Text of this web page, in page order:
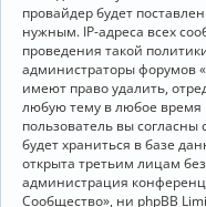
провайдер будет
нужным. IP-адреса всех
проведения такой
администраторы форумов
имеют право удалить,
любую тему в любое время
пользователь вы
будет храниться в базе
открыта третьим лицам
администрация
Сообщество», ни phpBB